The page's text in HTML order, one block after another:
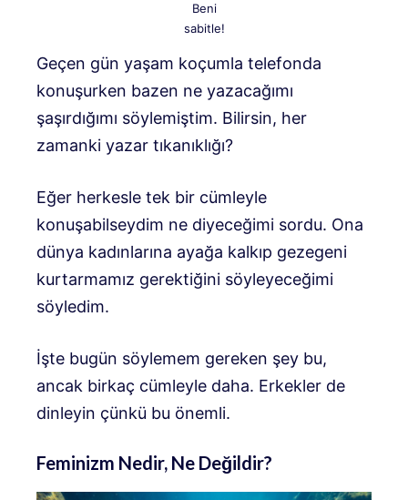
Beni
sabitle!
Geçen gün yaşam koçumla telefonda
konuşurken bazen ne yazacağımı
şaşırdığımı söylemiştim. Bilirsin, her
zamanki yazar tıkanıklığı?
Eğer herkesle tek bir cümleyle
konuşabilseydim ne diyeceğimi sordu. Ona
dünya kadınlarına ayağa kalkıp gezegeni
kurtarmamız gerektiğini söyleyeceğimi
söyledim.
İşte bugün söylemem gereken şey bu,
ancak birkaç cümleyle daha. Erkekler de
dinleyin çünkü bu önemli.
Feminizm Nedir, Ne Değildir?